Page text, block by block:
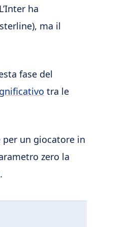
ha
ma il
fase del
tra le
per un giocatore in
zero la